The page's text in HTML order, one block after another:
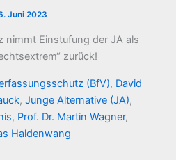
Juni 2023
(BfV), David
, Junge Alternative (JA),
, Prof. Dr. Martin Wagner,
Haldenwang